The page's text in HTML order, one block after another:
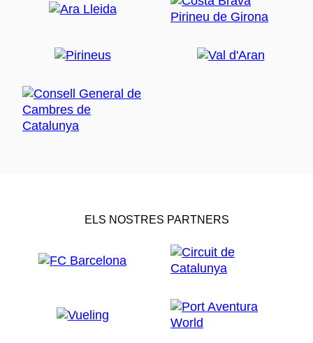
ELS NOSTRES PARTNERS